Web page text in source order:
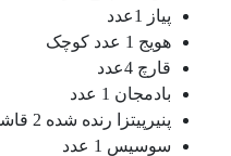
پیاز 1عدد
هویج 1 عدد کوچک
قارچ 4عدد
بادمجان 1 عدد
پنیرپیتزا رنده شده 2 قاشق غذاخوری
سوسیس 1 عدد